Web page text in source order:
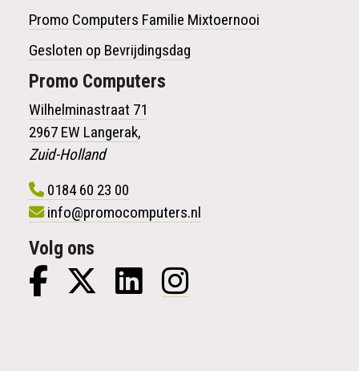
Promo Computers Familie Mixtoernooi
Gesloten op Bevrijdingsdag
Promo Computers
Wilhelminastraat 71
2967 EW Langerak,
Zuid-Holland
0184 60 23 00
info@promocomputers.nl
Volg ons